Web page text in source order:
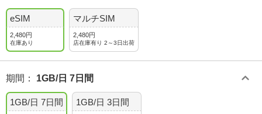
eSIM
2,480円
在庫あり
マルチSIM
2,480円
店在庫有り 2～3日出荷
期間 ： 1GB/日 7日間
1GB/日 7日間 1GB/日 3日間